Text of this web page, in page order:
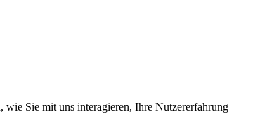
wie Sie mit uns interagieren, Ihre Nutzererfahrung